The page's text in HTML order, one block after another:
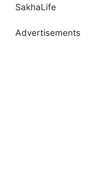
SakhaLife
Advertisements